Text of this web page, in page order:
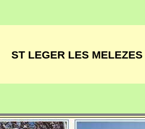
ST LEGER LES MELEZES